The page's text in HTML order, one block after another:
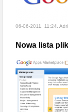
06-06-2011, 11:24,
Nowa lista